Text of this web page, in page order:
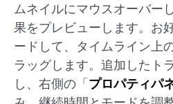
ムネイルにマウスオーバー
果をプレビューします。お
ードして、タイムライン上
ラッグします。追加したト
し、右側の「プロパティパ